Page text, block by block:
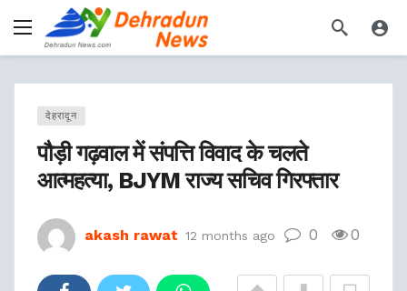
देहरादून
पौड़ी गढ़वाल में संपत्ति विवाद के चलते
आत्महत्या, BJYM राज्य सचिव गिरफ्तार
akash rawat 12 months ago 0 0